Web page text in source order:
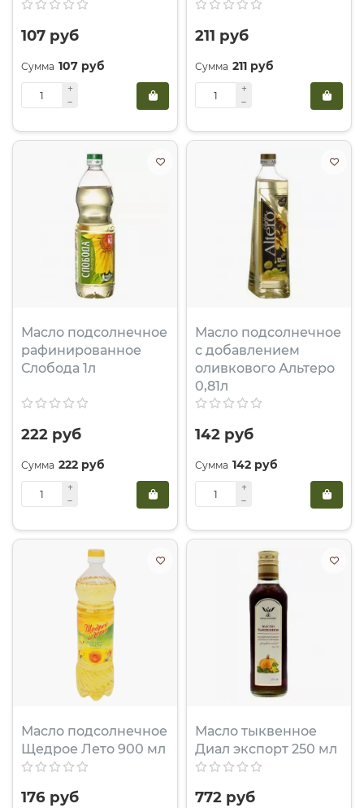
107 руб
107 руб
211 руб
211 руб
Масло подсолнечное
рафинированное
Слобода 1л
222 руб
222 руб
Масло подсолнечное
с добавлением
оливкового Альтеро
0,81л
142 руб
142 руб
Масло подсолнечное
Щедрое Лето 900 мл
176 руб
Масло тыквенное
Диал экспорт 250 мл
772 руб